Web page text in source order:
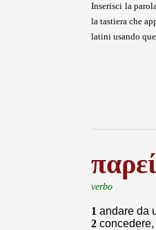
Inserisci la
la tastiera che
latini usando
verbo
1 andare da
2